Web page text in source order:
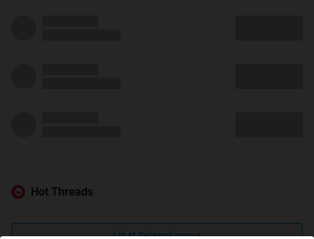
Hot Threads
Lihat Selengkapnya